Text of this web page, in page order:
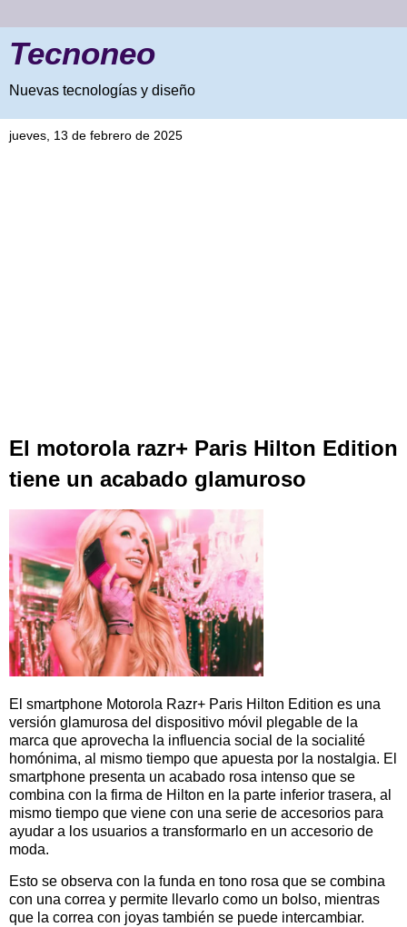
Tecnoneo
Nuevas tecnologías y diseño
jueves, 13 de febrero de 2025
El motorola razr+ Paris Hilton Edition
tiene un acabado glamuroso
El smartphone Motorola Razr+ Paris Hilton Edition es una
versión glamurosa del dispositivo móvil plegable de la
marca que aprovecha la influencia social de la socialité
homónima, al mismo tiempo que apuesta por la nostalgia. El
smartphone presenta un acabado rosa intenso que se
combina con la firma de Hilton en la parte inferior trasera, al
mismo tiempo que viene con una serie de accesorios para
ayudar a los usuarios a transformarlo en un accesorio de
moda.
Esto se observa con la funda en tono rosa que se combina
con una correa y permite llevarlo como un bolso, mientras
que la correa con joyas también se puede intercambiar.